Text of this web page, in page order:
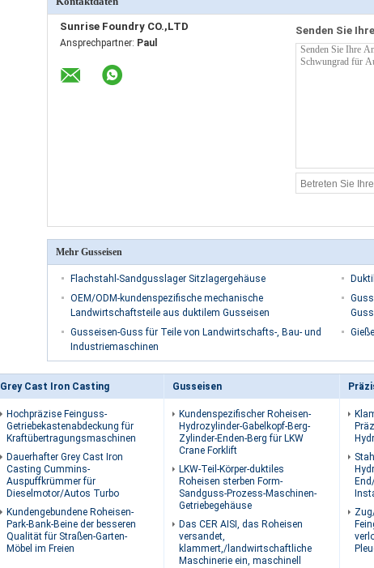
Sunrise Foundry CO.,LTD
Ansprechpartner: Paul
Senden Sie
Mehr Gusseisen
Flachstahl-Sandgusslager Sitzlagergehäuse
OEM/ODM-kundenspezifische mechanische
Landwirtschaftsteile aus duktilem Gusseisen
Gusseisen-Guss für Teile von Landwirtschafts-, Bau- und
Industriemaschinen
Grey Cast Iron Casting
Hochpräzise Feinguss-
Getriebekastenabdeckung für
Kraftübertragungsmaschinen
Dauerhafter Grey Cast Iron
Casting Cummins-
Auspuffkrümmer für
Dieselmotor/Autos Turbo
Kundengebundene Roheisen-
Park-Bank-Beine der besseren
Qualität für Straßen-Garten-
Möbel im Freien
Gusseisen
Kundenspezifischer Roheisen-
Hydrozylinder-Gabelkopf-Berg-
Zylinder-Enden-Berg für LKW
Crane Forklift
LKW-Teil-Körper-duktiles
Roheisen sterben Form-
Sandguss-Prozess-Maschinen-
Getriebegehäuse
Das CER AISI, das Roheisen
versandet,
klammert,/landwirtschaftliche
Maschinerie ein, maschinell